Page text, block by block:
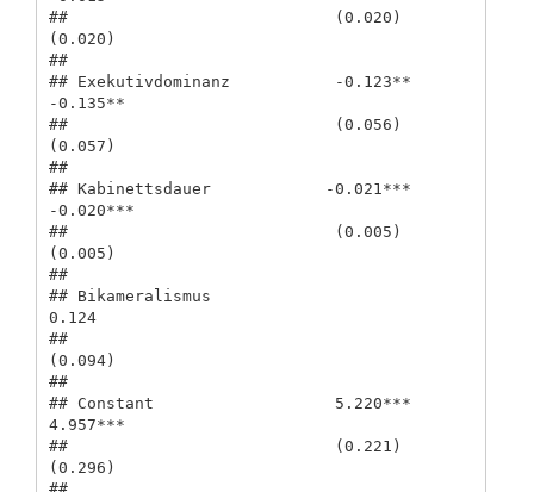
##                            (0.020)
(0.020)
##
## Exekutivdominanz           -0.123**
-0.135**
##                            (0.056)
(0.057)
##
## Kabinettsdauer            -0.021***
-0.020***
##                            (0.005)
(0.005)
##
## Bikameralismus
0.124
##
(0.094)
##
## Constant                   5.220***
4.957***
##                            (0.221)
(0.296)